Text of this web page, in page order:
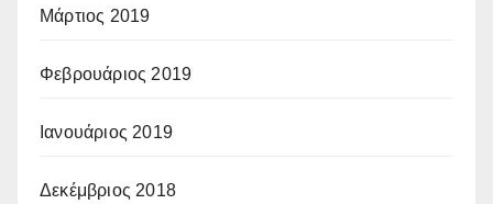
Μάρτιος 2019
Φεβρουάριος 2019
Ιανουάριος 2019
Δεκέμβριος 2018